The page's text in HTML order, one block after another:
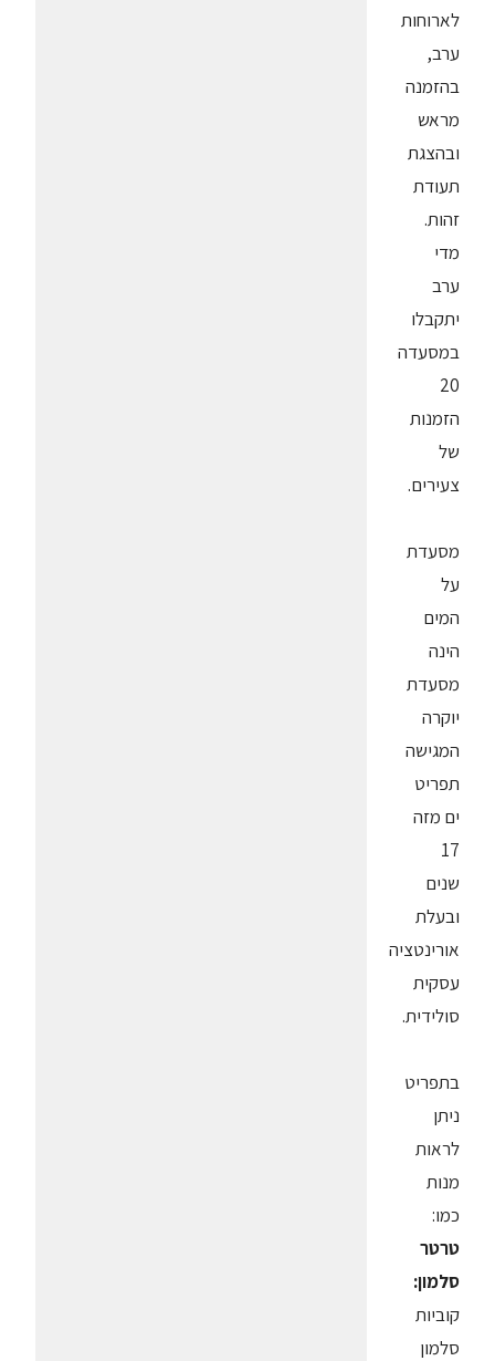
לארוחות
ערב,
בהזמנה
מראש
ובהצגת
תעודת
זהות.
מדי
ערב
יתקבלו
במסעדה
20
הזמנות
של
צעירים.
מסעדת
על
המים
הינה
מסעדת
יוקרה
המגישה
תפריט
ים מזה
17
שנים
ובעלת
אורינטציה
עסקית
סולידית.
בתפריט
ניתן
לראות
מנות
כמו:
טרטר
סלמון:
קוביות
סלמון